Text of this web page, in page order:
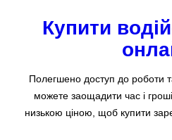
Купити
Полегшено доступ до роботи
можете заощадити час і
низькою ціною, щоб купити